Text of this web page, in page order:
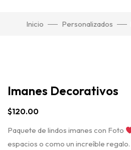
Inicio Personalizados
Imanes Decorativos
$120.00
Paquete de lindos imanes con Foto
espacios o como un increíble regalo.